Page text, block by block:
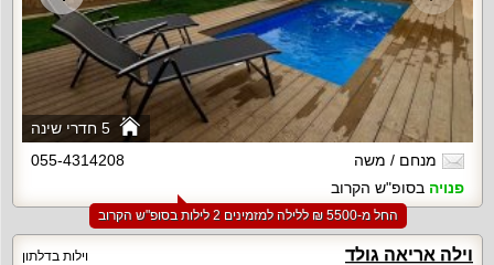
5 חדרי שינה
מנחם / משה
055-4314208
פנויה בסופ"ש הקרוב
החל מ-‏5500 ₪ ללילה למזמינים 2 לילות בסופ"ש הקרוב
וילה אריאה גולד וילות בדלתון